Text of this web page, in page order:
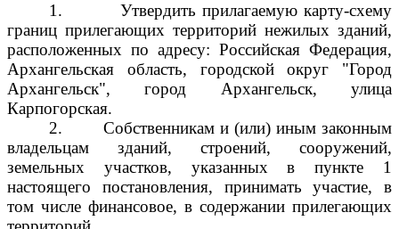
1.
Утвердить прилагаемую карту-схему
границ прилегающих территорий нежилых зданий,
расположенных по адресу: Российская Федерация,
Архангельская область, городской округ "Город
Архангельск", город Архангельск, улица
Карпогорская.
2.
Собственникам и (или) иным законным
владельцам зданий, строений, сооружений,
земельных участков, указанных в пункте 1
настоящего постановления, принимать участие, в
том числе финансовое, в содержании прилегающих